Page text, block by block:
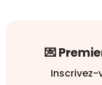
💌
Inscrivez-